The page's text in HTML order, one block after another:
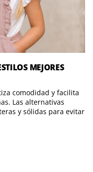
MEJORES
comodidad y facilita
Las alternativas
y sólidas para evitar